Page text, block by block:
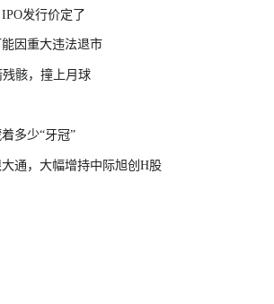
发行价定了
能因重大违法退市
残骸，撞上月球
多少“牙冠”
通，大幅增持中际旭创H股